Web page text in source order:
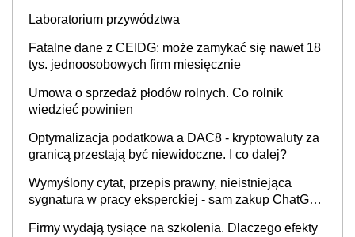
Laboratorium przywództwa
Fatalne dane z CEIDG: może zamykać się nawet 18
tys. jednoosobowych firm miesięcznie
Umowa o sprzedaż płodów rolnych. Co rolnik
wiedzieć powinien
Optymalizacja podatkowa a DAC8 - kryptowaluty za
granicą przestają być niewidoczne. I co dalej?
Wymyślony cytat, przepis prawny, nieistniejąca
sygnatura w pracy eksperckiej - sam zakup ChatGPT
Firmy wydają tysiące na szkolenia. Dlaczego efekty